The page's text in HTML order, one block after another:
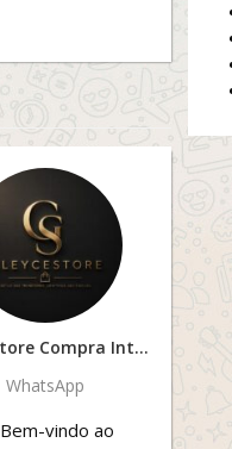
GleyceStore Compra Inteligente
WhatsApp
Bem-vindo ao